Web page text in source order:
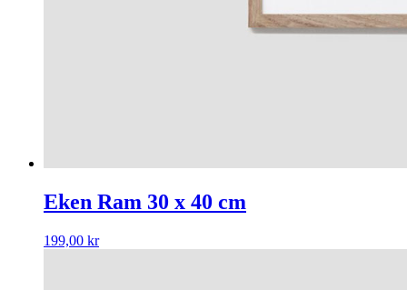
Eken Ram 30 x 40 cm
199,00 kr